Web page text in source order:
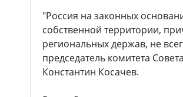
"Россия на законных
собственной территории,
региональных держав, не
председатель комитета
Константин Косачев.